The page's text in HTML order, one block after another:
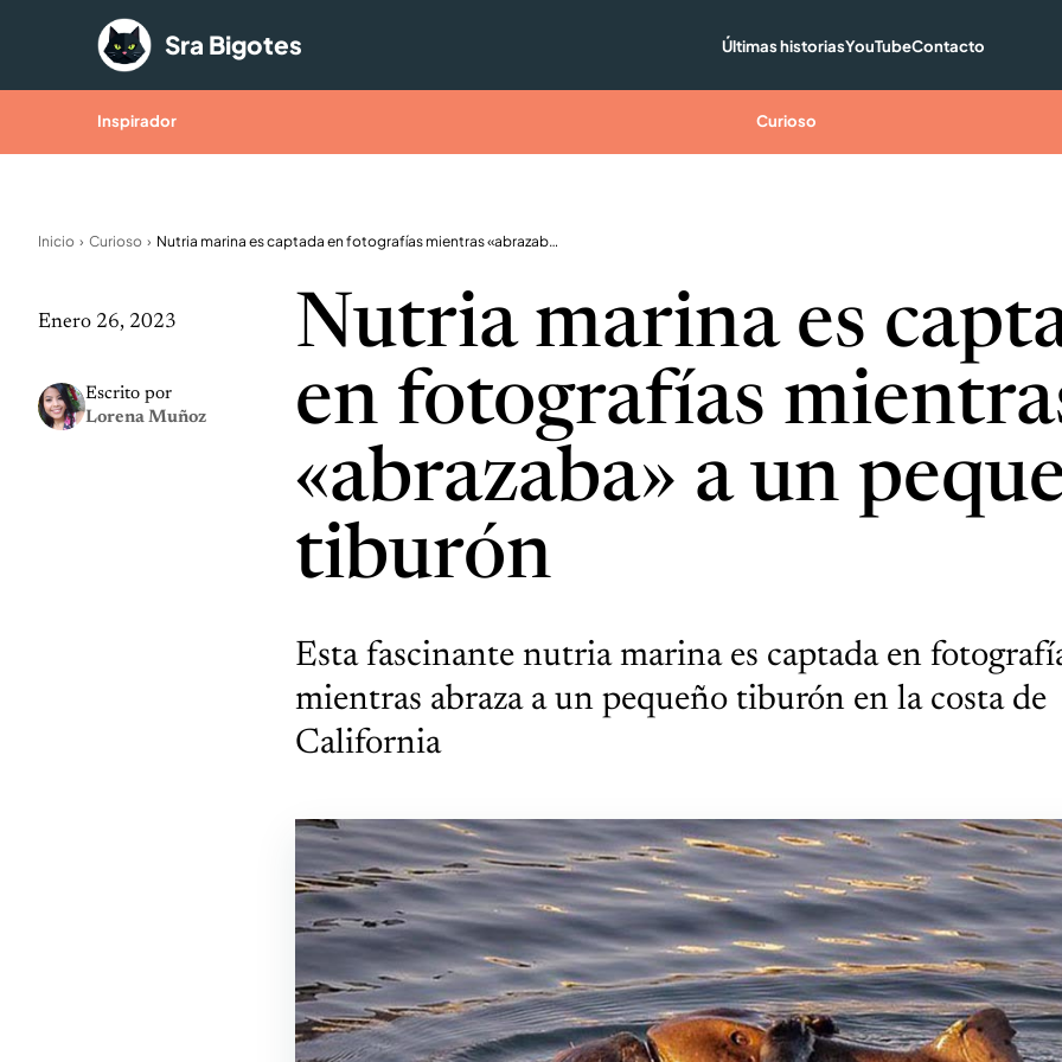
Saltar al contenido
Sra Bigotes Últimas historiasYouTubeContacto
Inspirador Curioso
Inicio Curioso Nutria marina es captada en fotografías mientras «abrazaba» a un pequeño tiburón
Enero 26, 2023
Escrito por
Lorena Muñoz
Nutria marina es
en fotografías
«abrazaba» a un
tiburón
Esta fascinante nutria marina es captada en
mientras abraza a un pequeño tiburón en la costa de
California